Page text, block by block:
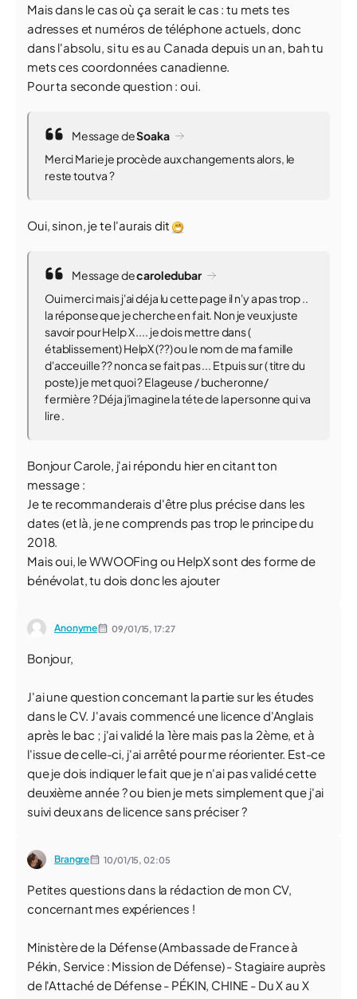
Mais dans le cas où ça serait le cas : tu mets tes
adresses et numéros de téléphone actuels, donc
dans l'absolu, si tu es au Canada depuis un an, bah tu
mets ces coordonnées canadienne.
Pour ta seconde question : oui.
Message deSoaka
Merci Marie je procède aux changements alors, le
reste tout va ?
Oui, sinon, je te l'aurais dit
Message decaroledubar
Oui merci mais j'ai déja lu cette page il n'y a pas trop ..
la réponse que je cherche en fait. Non je veux juste
savoir pour Help X .... je dois mettre dans (
établissement) HelpX (??) ou le nom de ma famille
d'acceuille ?? non ca se fait pas ... Et puis sur ( titre du
poste) je met quoi ? Elageuse / bucheronne/
fermière ? Déja j'imagine la téte de la personne qui va
lire .
Bonjour Carole, j'ai répondu hier en citant ton
message :
Je te recommanderais d'être plus précise dans les
dates (et là, je ne comprends pas trop le principe du
2018.
Mais oui, le WWOOFing ou HelpX sont des forme de
bénévolat, tu dois donc les ajouter
Anonyme 09/01/15,17:27
Bonjour,
J'ai une question concernant la partie sur les études
dans le CV. J'avais commencé une licence d'Anglais
après le bac ; j'ai validé la 1ère mais pas la 2ème, et à
l'issue de celle-ci, j'ai arrêté pour me réorienter. Est-ce
que je dois indiquer le fait que je n'ai pas validé cette
deuxième année ? ou bien je mets simplement que j'ai
suivi deux ans de licence sans préciser ?
Brangre 10/01/15,02:05
Petites questions dans la rédaction de mon CV,
concernant mes expériences !
Ministère de la Défense (Ambassade de France à
Pékin, Service : Mission de Défense) - Stagiaire auprès
de l'Attaché de Défense - PÉKIN, CHINE - Du X au X